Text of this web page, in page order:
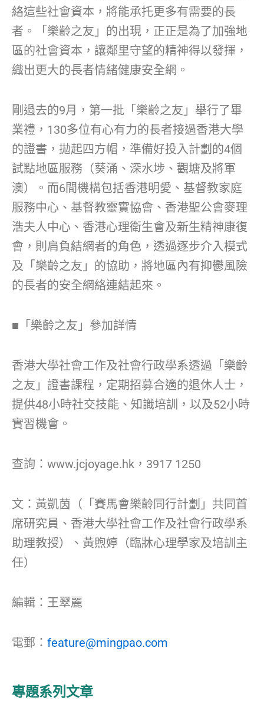
絡這些社會資本，將能承托更多有需要的長
者。「樂齡之友」的出現，正正是為了加強地
區的社會資本，讓鄰里守望的精神得以發揮，
織出更大的長者情緒健康安全網。
剛過去的9月，第一批「樂齡之友」舉行了畢
業禮，130多位有心有力的長者接過香港大學
的證書，拋起四方帽，準備好投入計劃的4個
試點地區服務（葵涌、深水埗、觀塘及將軍
澳）。而6間機構包括香港明愛、基督教家庭
服務中心、基督教靈實協會、香港聖公會麥理
浩夫人中心、香港心理衛生會及新生精神康復
會，則肩負結網者的角色，透過逐步介入模式
及「樂齡之友」的協助，將地區內有抑鬱風險
的長者的安全網絡連結起來。
■「樂齡之友」參加詳情
香港大學社會工作及社會行政學系透過「樂齡
之友」證書課程，定期招募合適的退休人士，
提供48小時社交技能、知識培訓，以及52小時
實習機會。
查詢：www.jcjoyage.hk，3917 1250
文：黃凱茵（「賽馬會樂齡同行計劃」共同首
席研究員、香港大學社會工作及社會行政學系
助理教授）、黃煦婷（臨牀心理學家及培訓主
任）
編輯：王翠麗
電郵： feature@mingpao.com
專題系列文章